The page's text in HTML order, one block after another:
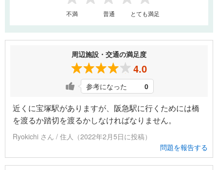
1 2 3 4 5
不満 普通 とても満足
周辺施設・交通の満足度
4.0
参考になった 0
近くに宝塚駅がありますが、阪急駅に行くためには橋
を渡るか踏切を渡るかしなければなりません。
Ryokichi さん / 住人（2022年2月5日に投稿）
問題を報告する